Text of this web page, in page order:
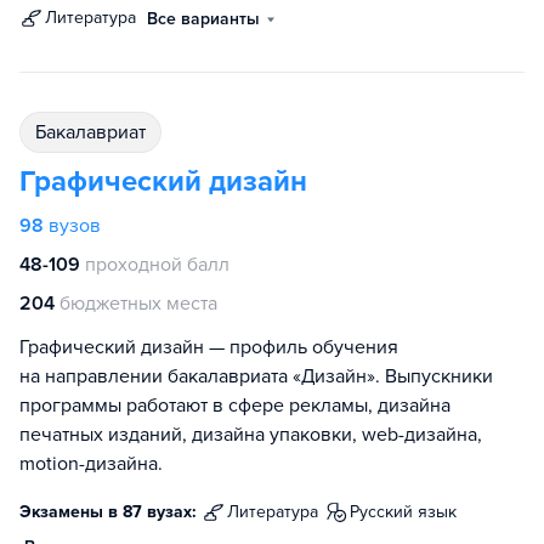
литература Все варианты
бакалавриат
Графический дизайн
98 вузов
48-109 проходной балл
204 бюджетных места
Графический дизайн — профиль обучения
на направлении бакалавриата «Дизайн». Выпускники
программы работают в сфере рекламы, дизайна
печатных изданий, дизайна упаковки, web-дизайна,
motion-дизайна.
Экзамены в 87 вузах: литература
русский язык